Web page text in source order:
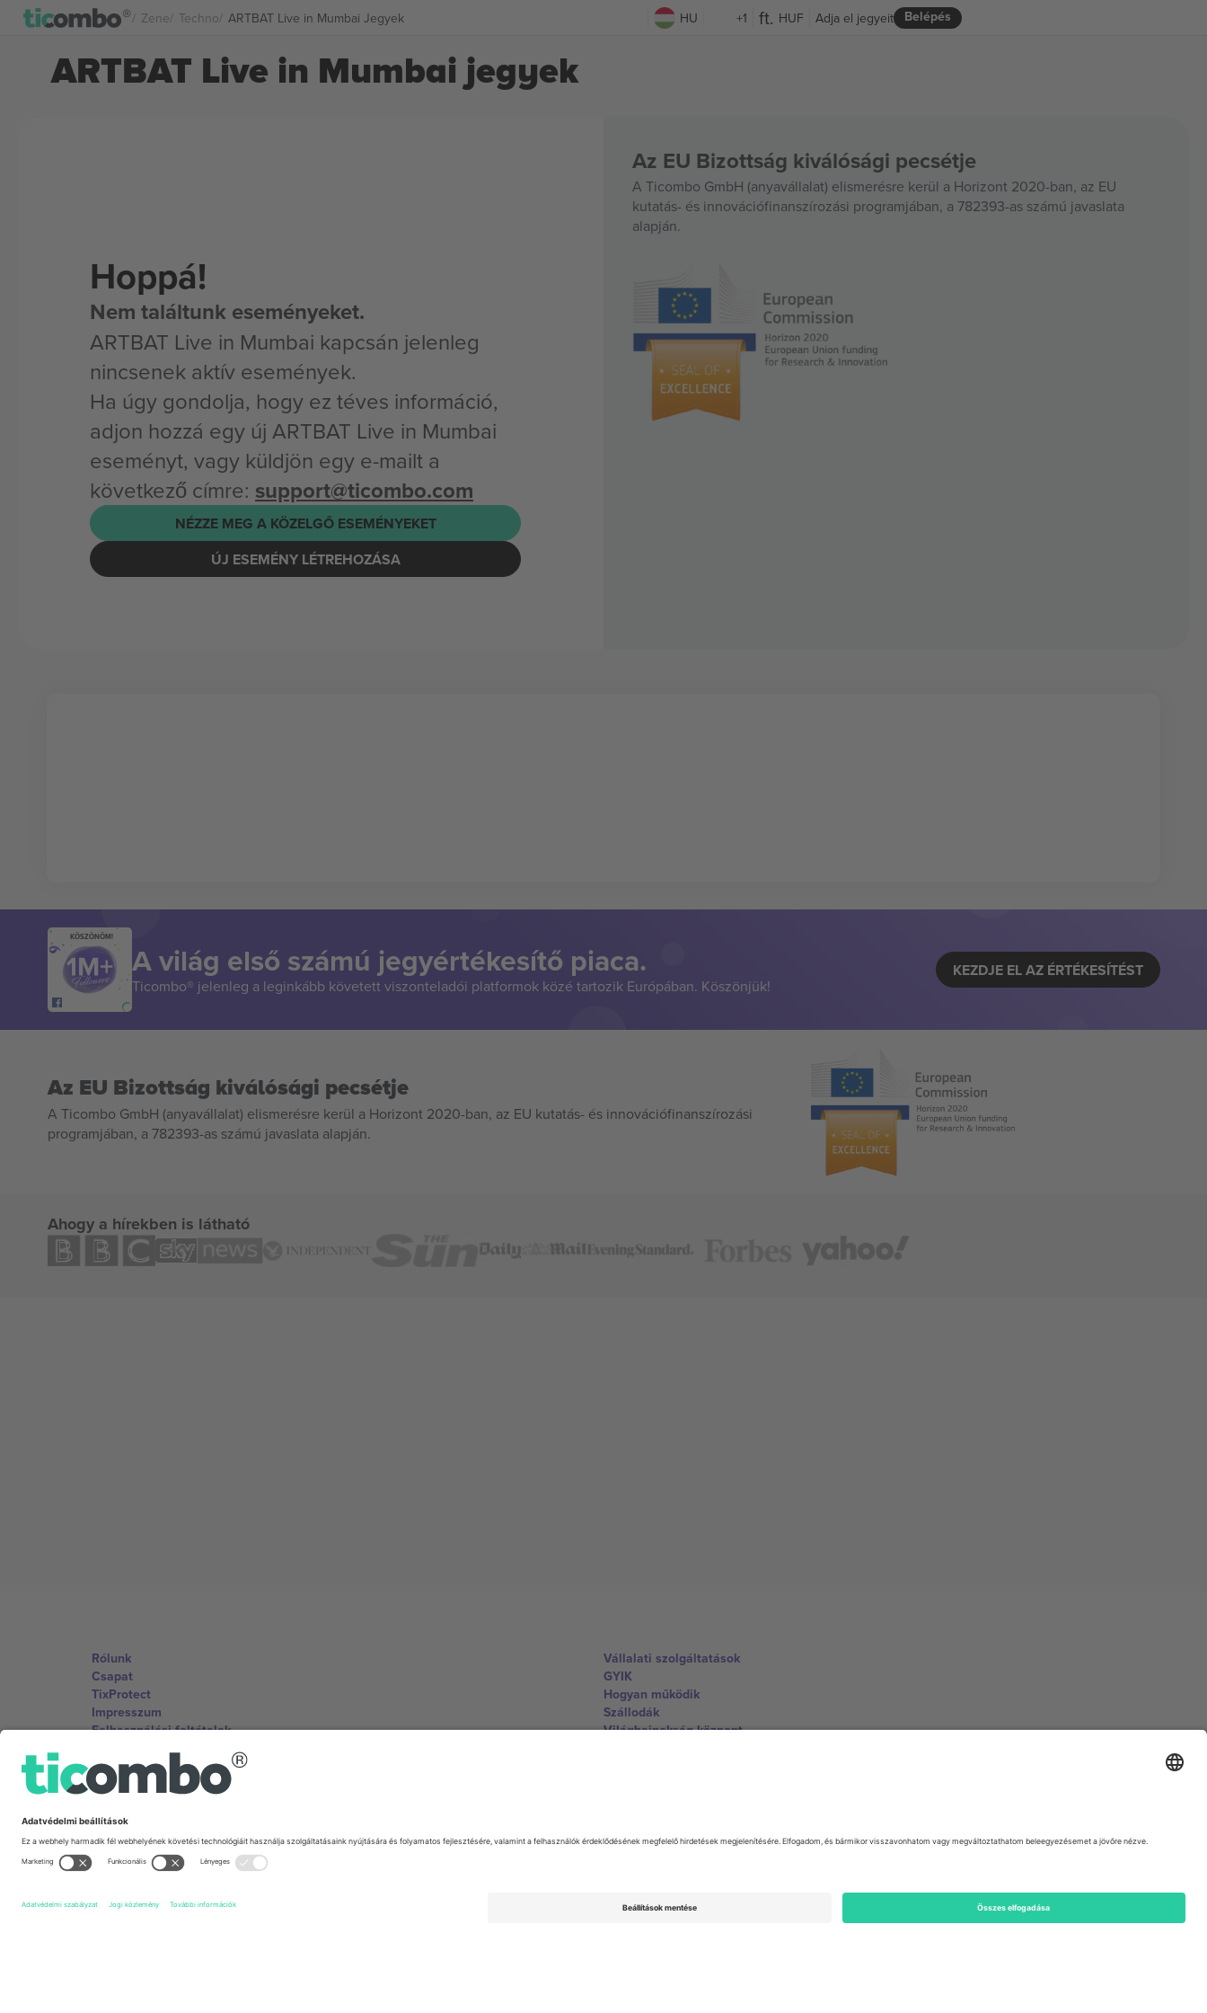
Zene Techno ARTBAT Live in Mumbai Jegyek HU +1 HUF Belépés
Adja el jegyeit
ARTBAT Live in Mumbai jegyek
Hoppá!
Nem találtunk eseményeket.
ARTBAT Live in Mumbai kapcsán jelenleg
nincsenek aktív események.
Ha úgy gondolja, hogy ez téves információ,
adjon hozzá egy új ARTBAT Live in Mumbai
eseményt, vagy küldjön egy e-mailt a
következő címre: support@ticombo.com
NÉZZE MEG A KÖZELGŐ ESEMÉNYEKET
ÚJ ESEMÉNY LÉTREHOZÁSA
Az EU Bizottság kiválósági pecsétje
A Ticombo GmbH (anyavállalat) elismerésre kerül a Horizont 2020-ban, az EU
kutatás- és innovációfinanszírozási programjában, a 782393-as számú javaslata
alapján.
KÖSZÖNÖM!
A világ első számú jegyértékesítő piaca.
Ticombo® jelenleg a leginkább követett viszonteladói platformok közé tartozik Európában. Köszönjük!
KEZDJE EL AZ ÉRTÉKESÍTÉST
Az EU Bizottság kiválósági pecsétje
A Ticombo GmbH (anyavállalat) elismerésre kerül a Horizont 2020-ban, az EU kutatás- és innovációfinanszírozási
programjában, a 782393-as számú javaslata alapján.
Ahogy a hírekben is látható
Rólunk
Csapat
TixProtect
Impresszum
Felhasználási feltételek
Partnerprogram
Vállalati szolgáltatások
GYIK
Hogyan működik
Szállodák
Világbajnokság központ